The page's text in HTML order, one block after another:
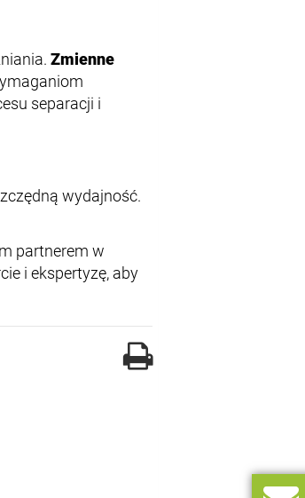
Zmienne
separacji i
wydajność.
partnerem w
i ekspertyzę, aby